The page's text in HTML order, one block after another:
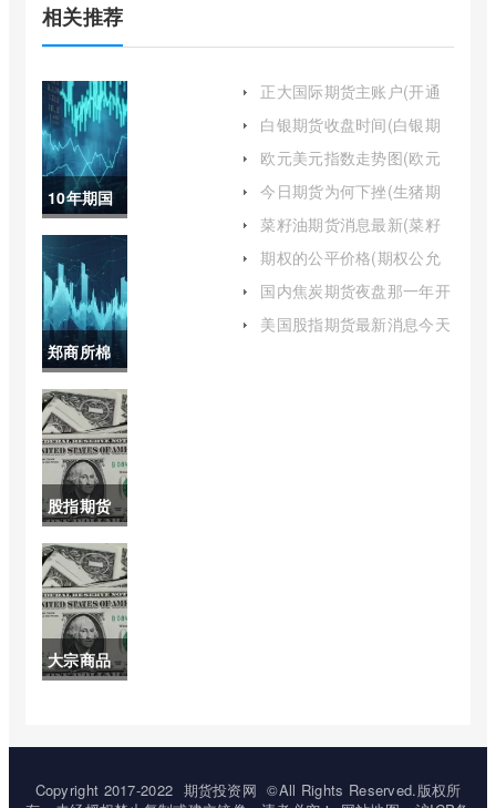
相关推荐
10年期国
债期货合
约交易代
码(我国10
期国债期
货合约代
码为f)
郑商所棉
花期货实
时价格(郑
商所棉花
期货合约)
股指期货
为啥没有
消息(股指
期货还会
放开吗)
大宗商品
宗商品期
货实时行
正大国际期货主账户(开通
白银期货收盘时间(白银期
欧元美元指数走势图(欧元
今日期货为何下挫(生猪期
菜籽油期货消息最新(菜籽
期权的公平价格(期权公允
国内焦炭期货夜盘那一年开
美国股指期货最新消息今天
Copyright 2017-2022 期货投资网 ©All Rights Reserved.版权所